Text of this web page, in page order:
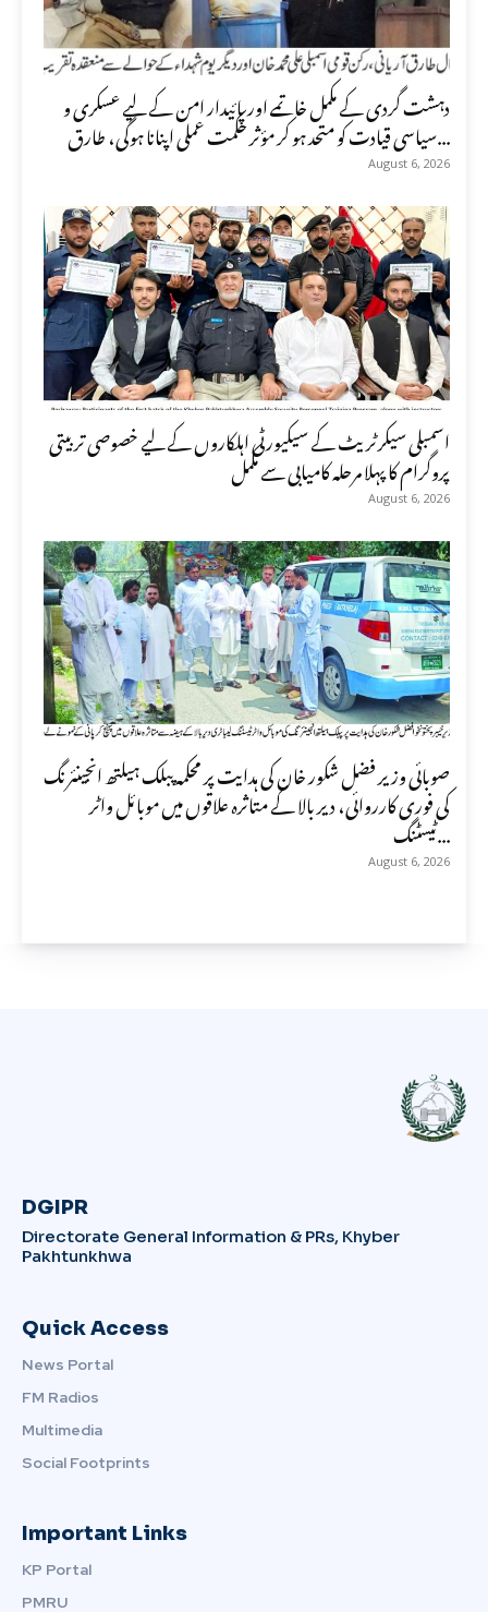
دہشت گردی کے مکمل خاتمے اور پائیدار امن کے لیے عسکری و
سیاسی قیادت کو متحد ہو کر مؤثر حکمت عملی اپنانا ہوگی، طارق...
August 6, 2026
اسمبلی سیکرٹریٹ کے سیکیورٹی اہلکاروں کے لیے خصوصی تربیتی
پروگرام کا پہلا مرحلہ کامیابی سے مکمل
August 6, 2026
صوبائی وزیر فضل شکور خان کی ہدایت پر محکمہ پبلک ہیلتھ انجینئرنگ
کی فوری کارروائی، دیر بالا کے متاثرہ علاقوں میں موبائل واٹر
ٹیسٹنگ...
August 6, 2026
DGIPR
Directorate General Information & PRs, Khyber
Pakhtunkhwa
Quick Access
News Portal
FM Radios
Multimedia
Social Footprints
Important Links
KP Portal
PMRU